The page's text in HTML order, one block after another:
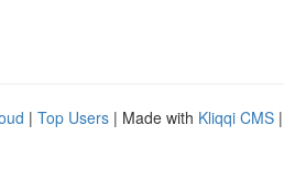
| Top Users | Made with Kliqqi CMS |